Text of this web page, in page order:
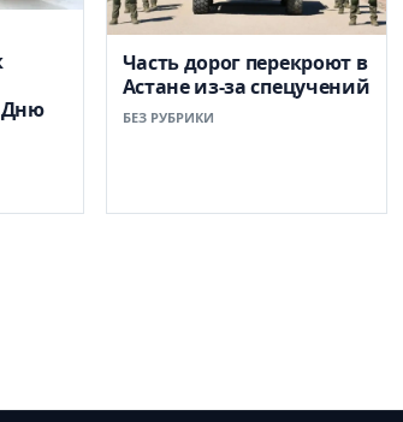
Дню
Часть дорог перекроют в
Астане из-за спецучений
БЕЗ РУБРИКИ